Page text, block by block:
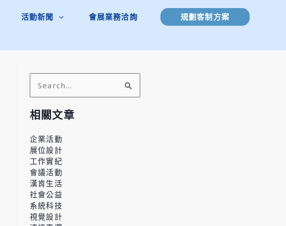
活動新聞 會展業務洽詢 規劃客制方案
尋
關
鍵
相關文章
企業活動
展位設計
工作實紀
會議活動
漢肯生活
社會公益
系統科技
視覺設計